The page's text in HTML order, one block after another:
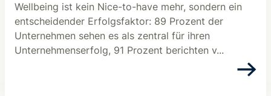
Wellbeing ist kein Nice-to-have mehr, sondern ein
entscheidender Erfolgsfaktor: 89 Prozent der
Unternehmen sehen es als zentral für ihren
Unternehmenserfolg, 91 Prozent berichten v...